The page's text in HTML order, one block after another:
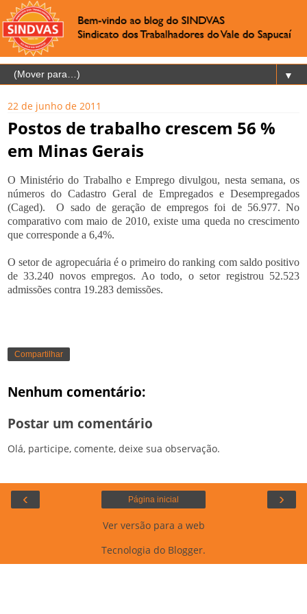
▼
22 de junho de 2011
Postos de trabalho crescem 56 %
em Minas Gerais
O Ministério do Trabalho e Emprego divulgou, nesta semana, os
números do Cadastro Geral de Empregados e Desempregados
(Caged).
O sado de geração de empregos foi de 56.977. No
comparativo com maio de 2010, existe uma queda no crescimento
que corresponde a 6,4%.
O setor de agropecuária é o primeiro do ranking com saldo positivo
de 33.240 novos empregos. Ao todo, o setor registrou 52.523
admissões contra 19.283 demissões.
Compartilhar
Nenhum comentário:
Postar um comentário
Olá, participe, comente, deixe sua observação.
‹ ›
Página inicial
Ver versão para a web
Tecnologia do Blogger.